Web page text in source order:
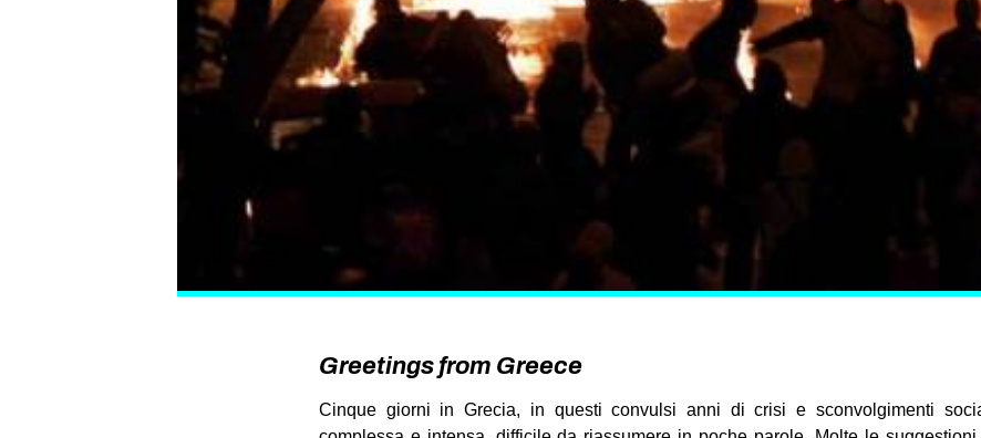
Greetings from Greece
Cinque giorni in Grecia, in questi convulsi anni di crisi e sconvolgimenti